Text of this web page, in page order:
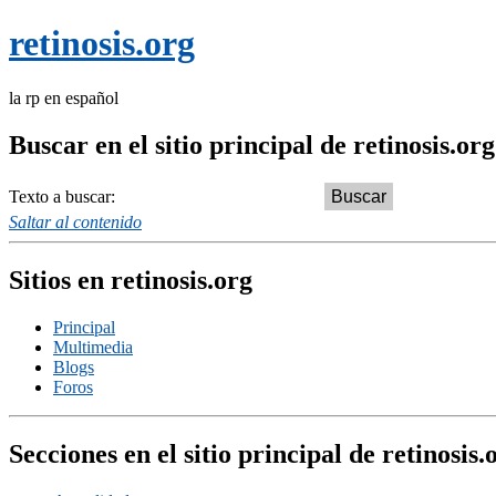
retinosis.org
la rp en español
Buscar en el sitio principal de retinosis.org
Texto a buscar:
Saltar al contenido
Sitios en retinosis.org
Principal
Multimedia
Blogs
Foros
Secciones en el sitio principal de